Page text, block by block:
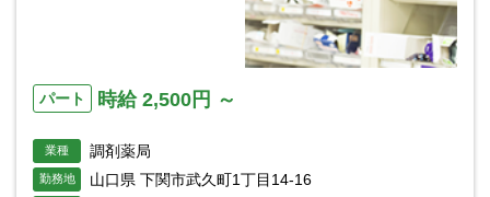
パート 時給 2,500円 ～
業種 調剤薬局
勤務地 山口県 下関市武久町1丁目14-16